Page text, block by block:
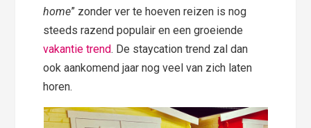
home” zonder ver te hoeven reizen is nog
steeds razend populair en een groeiende
vakantie trend. De staycation trend zal dan
ook aankomend jaar nog veel van zich laten
horen.